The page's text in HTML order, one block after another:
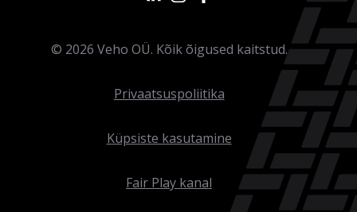
© 2026 Veho OÜ. Kõik õigused kaitstud.
Privaatsuspoliitika
Küpsiste kasutamine
Fair Play kanal